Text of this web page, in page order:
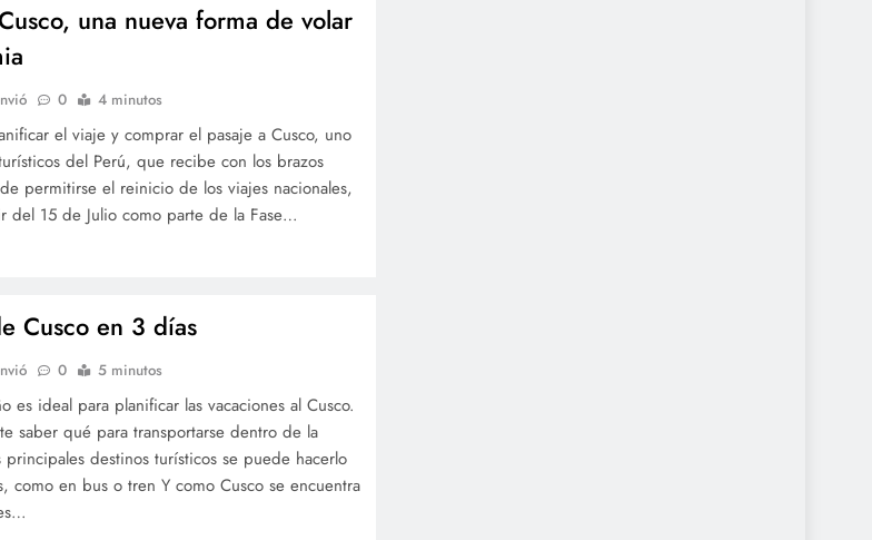
una nueva forma de volar
0 4 minutos
el viaje y comprar el pasaje a Cusco, uno
del Perú, que recibe con los brazos
permitirse el reinicio de los viajes nacionales,
del 15 de Julio como parte de la Fase…
Cusco en 3 días
0 5 minutos
es ideal para planificar las vacaciones al Cusco.
saber qué para transportarse dentro de la
destinos turísticos se puede hacerlo
como en bus o tren Y como Cusco se encuentra